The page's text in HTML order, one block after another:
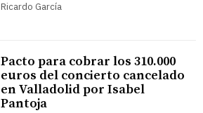
Ricardo García
Pacto para cobrar los 310.000
euros del concierto cancelado
en Valladolid por Isabel
Pantoja